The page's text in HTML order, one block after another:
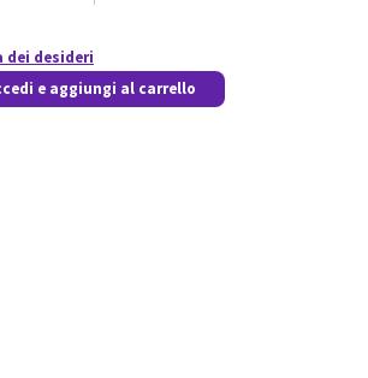
dei desideri
e aggiungi al carrello